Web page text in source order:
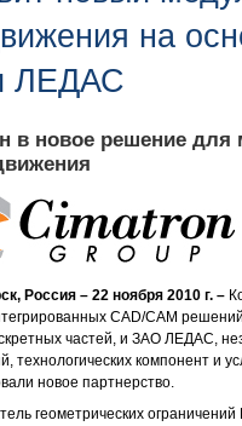
на
ЛЕДАС
в новое решение
Россия – 22 ноября 2010 г. –
CAD/CAM
частей, и ЗАО ЛЕДАС,
технологических компонент и
новое партнерство.
геометрических ограничений